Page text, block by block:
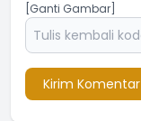
[Ganti Gambar]
Kirim Komentar